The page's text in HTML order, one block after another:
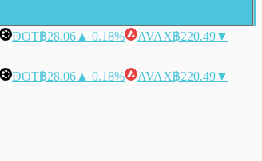
DOT฿28.06 ▲ 0.18% AVAX฿220.49▼
DOT฿28.06 ▲ 0.18% AVAX฿220.49▼